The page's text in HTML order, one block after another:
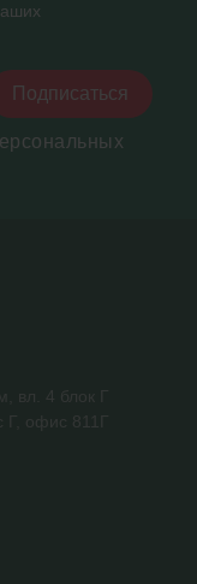
Подписаться